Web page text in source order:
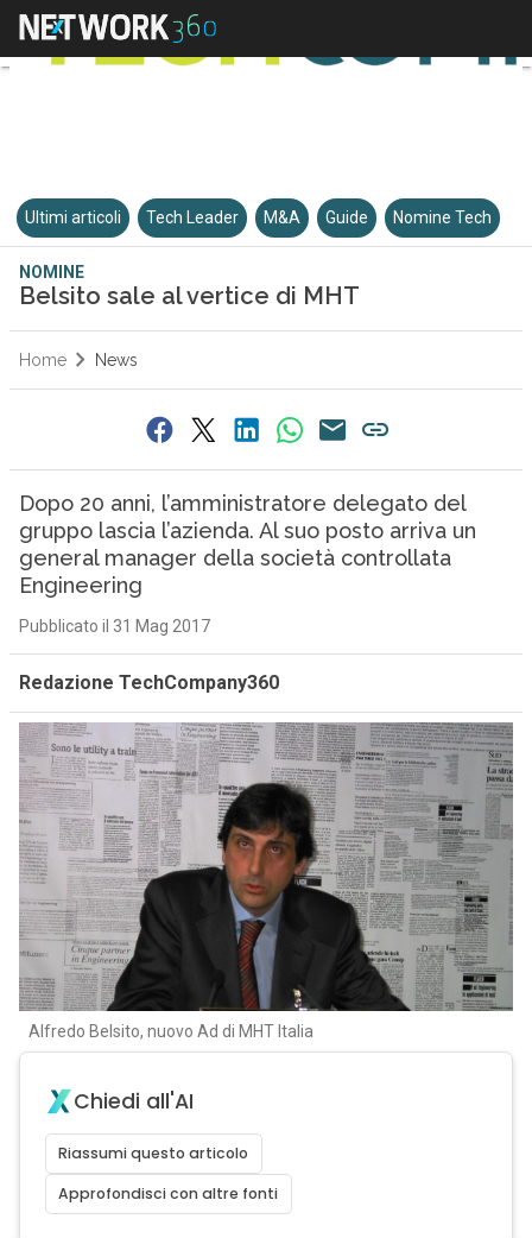
Ultimi articoli Tech Leader M&A Guide Nomine Tech
NOMINE
Belsito sale al vertice di MHT
Home News
Dopo 20 anni, l’amministratore delegato del
gruppo lascia l’azienda. Al suo posto arriva un
general manager della società controllata
Engineering
Pubblicato il 31 Mag 2017
Redazione TechCompany360
Alfredo Belsito, nuovo Ad di MHT Italia
Chiedi all'AI
Riassumi questo articolo
Approfondisci con altre fonti